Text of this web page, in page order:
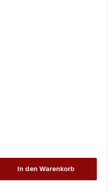
In den Warenkorb